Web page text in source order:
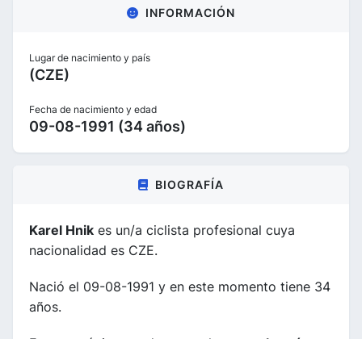
INFORMACIÓN
Lugar de nacimiento y país
(CZE)
Fecha de nacimiento y edad
09-08-1991 (34 años)
BIOGRAFÍA
Karel Hnik es un/a ciclista profesional cuya
nacionalidad es CZE.
Nació el 09-08-1991 y en este momento tiene 34
años.